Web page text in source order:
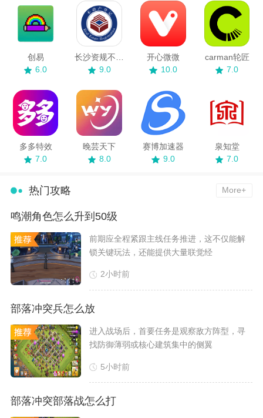
创易
6.0
长沙资规不动产
9.0
开心微微
10.0
carman轮匠
7.0
多多特效
7.0
晚芸天下
8.0
赛博加速器
9.0
泉知堂
7.0
热门攻略 More+
鸣潮角色怎么升到50级
​前期应全程紧跟主线任务推进，这不仅能解
锁关键玩法，还能提供大量联觉经
2小时前
部落冲突兵怎么放
​进入战场后，首要任务是观察敌方阵型，寻
找防御薄弱或核心建筑集中的侧翼
5小时前
部落冲突部落战怎么打